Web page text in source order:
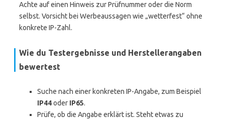
Achte auf einen Hinweis zur Prüfnummer oder die Norm
selbst. Vorsicht bei Werbeaussagen wie „wetterfest“ ohne
konkrete IP-Zahl.
Wie du Testergebnisse und Herstellerangaben
bewertest
Suche nach einer konkreten IP-Angabe, zum Beispiel
IP44oder IP65.
Prüfe, ob die Angabe erklärt ist. Steht etwas zu